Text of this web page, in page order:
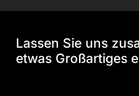
Lassen Sie uns
etwas Großartiges